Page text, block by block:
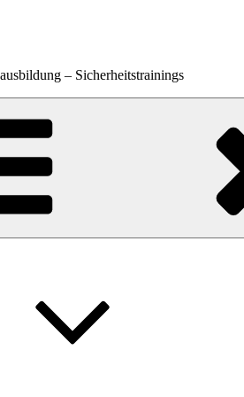
– Sicherheitstrainings